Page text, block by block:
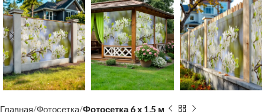
Главная Фотосетка Фотосетка 6 х 1,5 м